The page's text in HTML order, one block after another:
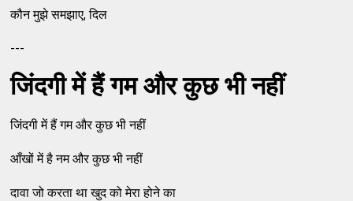
कौन मुझे समझाए, दिल
---
जिंदगी में हैं गम और कुछ भी नहीं
जिंदगी में हैं गम और कुछ भी नहीं
आँखों में है नम और कुछ भी नहीं
दावा जो करता था खुद को मेरा होने का